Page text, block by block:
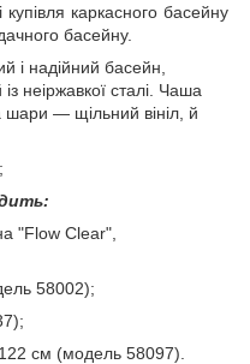
каркасного басейну
басейну.
і надійний басейн,
неіржавкої сталі. Чаша
— щільний вініл, й
"Flow Clear",
58002);
см (модель 58097).